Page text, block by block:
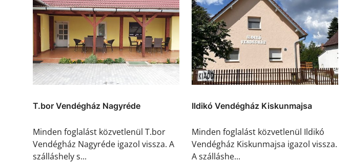
T.bor Vendégház Nagyréde
Minden foglalást közvetlenül T.bor
Vendégház Nagyréde igazol vissza. A
szálláshely s...
Ildikó Vendégház Kiskunmajsa
Minden foglalást közvetlenül Ildikó
Vendégház Kiskunmajsa igazol vissza.
A szálláshe...